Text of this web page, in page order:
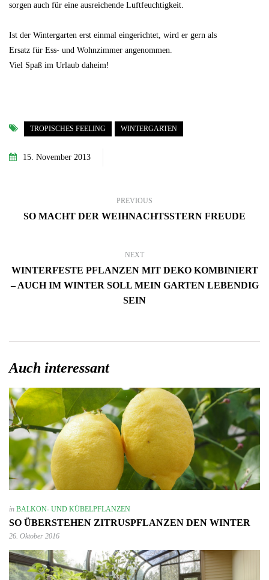
sorgen auch für eine ausreichende Luftfeuchtigkeit.
Ist der Wintergarten erst einmal eingerichtet, wird er gern als
Ersatz für Ess- und Wohnzimmer angenommen.
Viel Spaß im Urlaub daheim!
TROPISCHES FEELING WINTERGARTEN
15. November 2013
PREVIOUS
SO MACHT DER WEIHNACHTSSTERN FREUDE
NEXT
WINTERFESTE PFLANZEN MIT DEKO KOMBINIERT
– AUCH IM WINTER SOLL MEIN GARTEN LEBENDIG
SEIN
Auch interessant
in BALKON- UND KÜBELPFLANZEN
SO ÜBERSTEHEN ZITRUSPFLANZEN DEN WINTER
26. Oktober 2016